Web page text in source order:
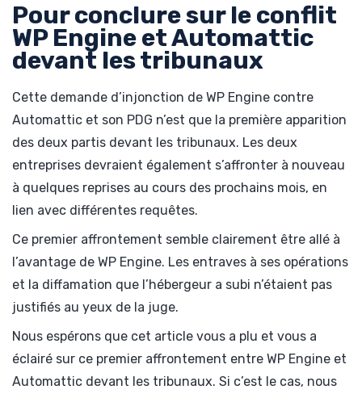
Pour conclure sur le conflit
WP Engine et Automattic
devant les tribunaux
Cette demande d’injonction de WP Engine contre
Automattic et son PDG n’est que la première apparition
des deux partis devant les tribunaux. Les deux
entreprises devraient également s’affronter à nouveau
à quelques reprises au cours des prochains mois, en
lien avec différentes requêtes.
Ce premier affrontement semble clairement être allé à
l’avantage de WP Engine. Les entraves à ses opérations
et la diffamation que l’hébergeur a subi n’étaient pas
justifiés au yeux de la juge.
Nous espérons que cet article vous a plu et vous a
éclairé sur ce premier affrontement entre WP Engine et
Automattic devant les tribunaux. Si c’est le cas, nous